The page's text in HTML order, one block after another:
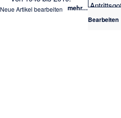
mehr...
Neue Artikel bearbeiten
Bearbeiten